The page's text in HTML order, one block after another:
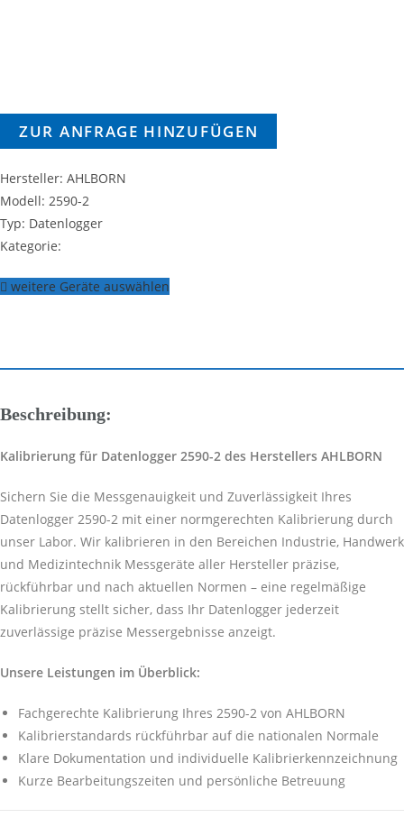
ZUR ANFRAGE HINZUFÜGEN
Hersteller: AHLBORN
Modell: 2590-2
Typ: Datenlogger
Kategorie:
weitere Geräte auswählen
Beschreibung:
Kalibrierung für Datenlogger 2590-2 des Herstellers AHLBORN
Sichern Sie die Messgenauigkeit und Zuverlässigkeit Ihres
Datenlogger 2590-2 mit einer normgerechten Kalibrierung durch
unser Labor. Wir kalibrieren in den Bereichen Industrie, Handwerk
und Medizintechnik Messgeräte aller Hersteller präzise,
rückführbar und nach aktuellen Normen – eine regelmäßige
Kalibrierung stellt sicher, dass Ihr Datenlogger jederzeit
zuverlässige präzise Messergebnisse anzeigt.
Unsere Leistungen im Überblick:
Fachgerechte Kalibrierung Ihres 2590-2 von AHLBORN
Kalibrierstandards rückführbar auf die nationalen Normale
Klare Dokumentation und individuelle Kalibrierkennzeichnung
Kurze Bearbeitungszeiten und persönliche Betreuung